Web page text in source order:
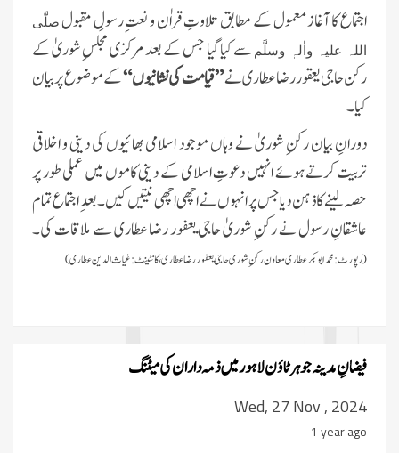
اجتماع کا آغاز معمول کے مطابق تلاوتِ قراٰن و نعتِ رسولِ مقبول صلَّی
اللہ علیہ واٰلہٖ وسلَّمسے کیا گیا جس کے بعد مرکزی مجلسِ شوریٰ کے
رکن حاجی یعقور رضا عطاری نے”قیامت کی نشانیوں“کے موضوع پر بیان
کیا۔
دورانِ بیان رکنِ شوریٰ نے وہاں موجود اسلامی بھائیوں کی دینی و اخلاقی
تربیت کرتے ہوئے انہیں دعوتِ اسلامی کے دینی کاموں میں عملی طور پر
حصہ لینے کا ذہن دیا جس پر انہوں نے اچھی اچھی نیتیں کیں۔بعدِ اجتماع تمام
عاشقانِ رسول نے رکنِ شوریٰ حاجی یعفور رضا عطاری سے ملاقات کی۔
(رپورٹ:محمد ابوبکر عطاری معاون رکنِ شوریٰ حاجی یعفور رضا عطاری، کانٹینٹ:غیاث الدین عطاری)
فیضانِ مدینہ جوہر ٹاؤن لاہور میں ذمہ داران کی میٹنگ
Wed, 27 Nov , 2024
1 year ago